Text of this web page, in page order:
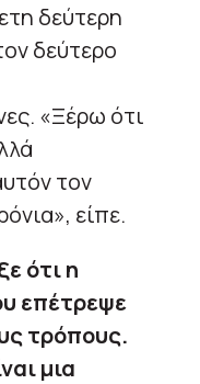
δεύτερη
δεύτερο
«Ξέρω ότι
τον
είπε.
ότι η
επέτρεψε
τρόπους.
μια